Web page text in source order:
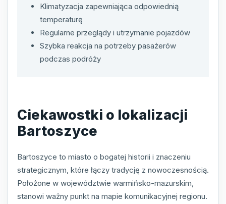
Klimatyzacja zapewniająca odpowiednią
temperaturę
Regularne przeglądy i utrzymanie pojazdów
Szybka reakcja na potrzeby pasażerów
podczas podróży
Ciekawostki o lokalizacji
Bartoszyce
Bartoszyce to miasto o bogatej historii i znaczeniu
strategicznym, które łączy tradycję z nowoczesnością.
Położone w województwie warmińsko-mazurskim,
stanowi ważny punkt na mapie komunikacyjnej regionu.